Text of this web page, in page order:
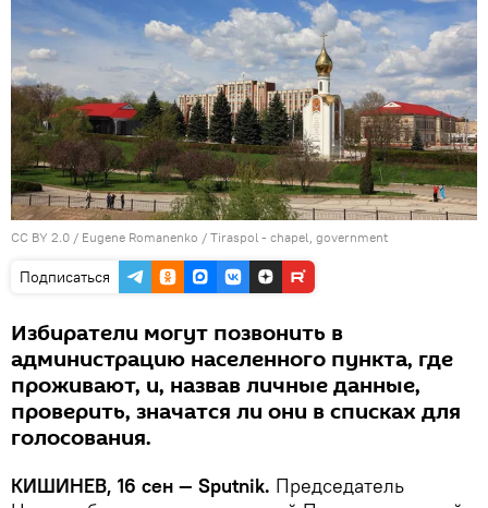
CC BY 2.0 / Eugene Romanenko / Tiraspol - chapel, government
Подписаться
Избиратели могут позвонить в
администрацию населенного пункта, где
проживают, и, назвав личные данные,
проверить, значатся ли они в списках для
голосования.
КИШИНЕВ, 16 сен — Sputnik. Председатель